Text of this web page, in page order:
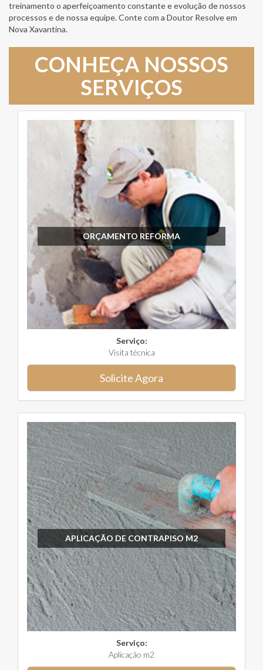
treinamento o aperfeiçoamento constante e evolução de nossos
processos e de nossa equipe. Conte com a Doutor Resolve em
Nova Xavantina.
CONHEÇA NOSSOS
SERVIÇOS
ORÇAMENTO REFORMA
Serviço:
Visita técnica
Solicite Agora
APLICAÇÃO DE CONTRAPISO M2
Serviço:
Aplicação m2